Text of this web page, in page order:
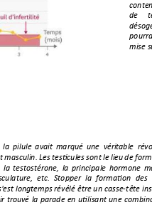
de
mise
la pilule avait marqué une  véritable
masculin. Les testicules sont le lieu de
la testostérone, la principale hormone
etc. Stopper la formation des
longtemps révélé être un casse-tête
trouvé la parade en utilisant une